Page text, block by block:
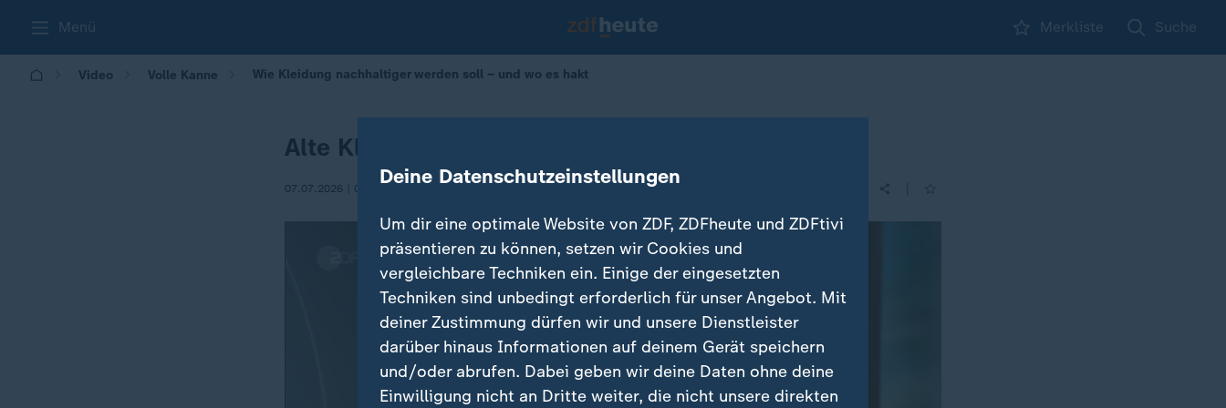
Menü Merkliste Suche
Video Volle Kanne Wie Kleidung nachhaltiger werden soll – und wo es hakt
Alte Kleidung: Warum Recycling schwierig ist
07.07.2026 | 09:05 Deine Datenschutzeinstellungen
Um dir eine optimale Website von ZDF, ZDFheute und ZDFtivi
präsentieren zu können, setzen wir Cookies und
vergleichbare Techniken ein. Einige der eingesetzten
Techniken sind unbedingt erforderlich für unser Angebot. Mit
deiner Zustimmung dürfen wir und unsere Dienstleister
darüber hinaus Informationen auf deinem Gerät speichern
und/oder abrufen. Dabei geben wir deine Daten ohne deine
Einwilligung nicht an Dritte weiter, die nicht unsere direkten